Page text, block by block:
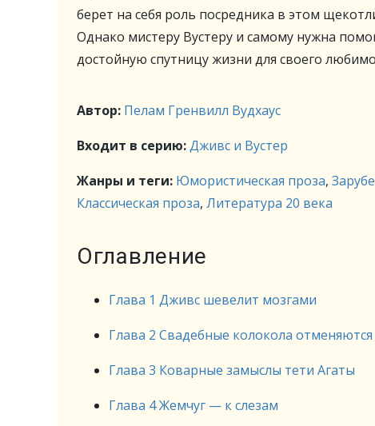
берет на себя роль посредника в этом
Однако мистеру Вустеру и самому нужна
достойную спутницу жизни для своего
Автор: Пелам Гренвилл Вудхаус
Входит в серию:Дживс и Вустер
Жанры и теги: Юмористическая проза,
Классическая проза, Литература 20 века
Оглавление
Глава 1 Дживс шевелит мозгами
Глава 2 Свадебные колокола отменяются
Глава 3 Коварные замыслы тети Агаты
Глава 4 Жемчуг — к слезам